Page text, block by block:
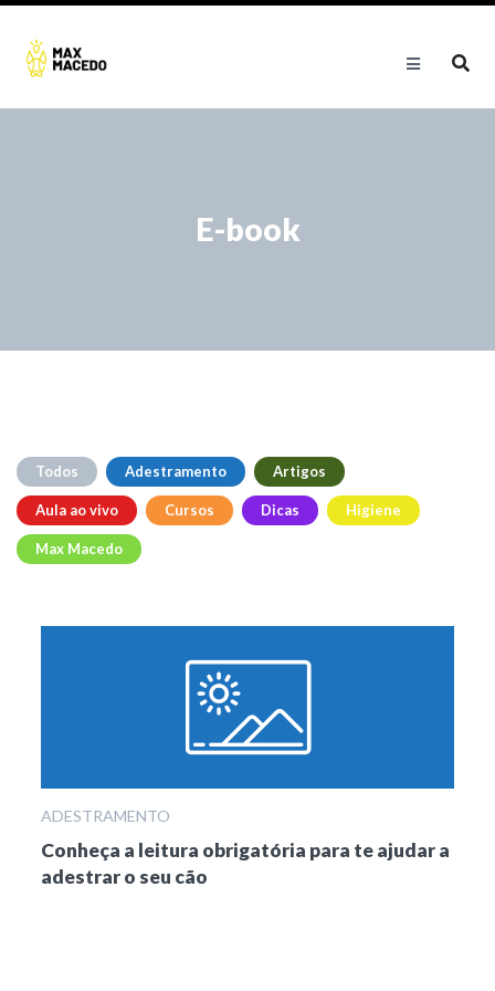
E-book
Todos Adestramento Artigos
Aula ao vivo Cursos Dicas Higiene
Max Macedo
ADESTRAMENTO
Conheça a leitura obrigatória para te ajudar a
adestrar o seu cão